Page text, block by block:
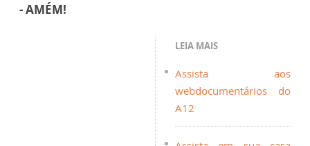
- AMÉM!
LEIA MAIS
Assista aos
webdocumentários do
A12